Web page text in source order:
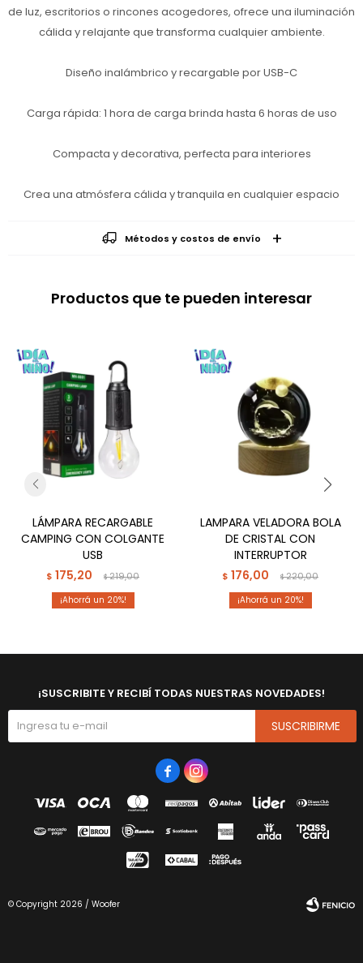
de luz, escritorios o rincones acogedores, ofrece una iluminación
cálida y relajante que transforma cualquier ambiente.
Diseño inalámbrico y recargable por USB-C
Carga rápida: 1 hora de carga brinda hasta 6 horas de uso
Compacta y decorativa, perfecta para interiores
Crea una atmósfera cálida y tranquila en cualquier espacio
Métodos y costos de envío
Productos que te pueden interesar
LÁMPARA RECARGABLE
CAMPING CON COLGANTE
USB
$ 175,20 $219,00
20
LAMPARA VELADORA BOLA
DE CRISTAL CON
INTERRUPTOR
$ 176,00 $220,00
20
¡SUSCRIBITE Y RECIBÍ TODAS NUESTRAS NOVEDADES!
SUSCRIBIRME
 
© Copyright 2026 / Woofer